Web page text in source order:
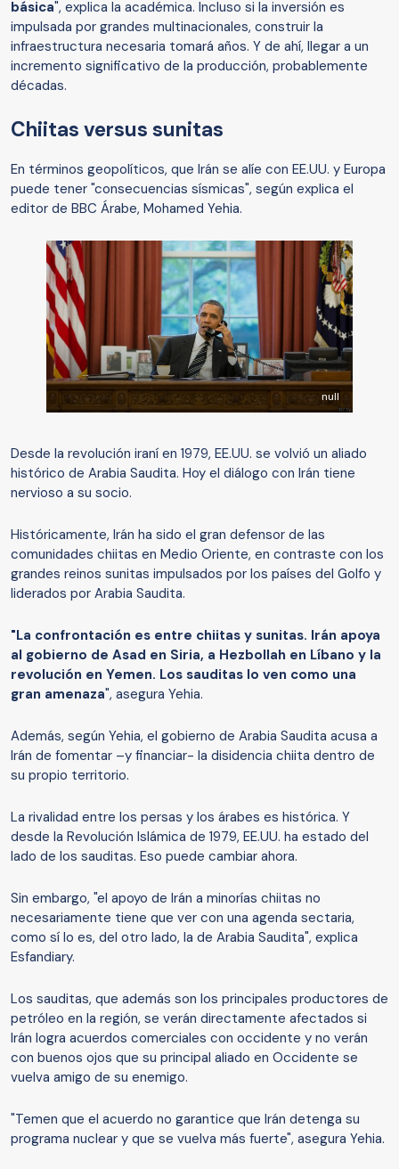
básica", explica la académica. Incluso si la inversión es
impulsada por grandes multinacionales, construir la
infraestructura necesaria tomará años. Y de ahí, llegar a un
incremento significativo de la producción, probablemente
décadas.
Chiitas versus sunitas
En términos geopolíticos, que Irán se alíe con EE.UU. y Europa
puede tener "consecuencias sísmicas", según explica el
editor de BBC Árabe, Mohamed Yehia.
null
Desde la revolución iraní en 1979, EE.UU. se volvió un aliado
histórico de Arabia Saudita. Hoy el diálogo con Irán tiene
nervioso a su socio.
Históricamente, Irán ha sido el gran defensor de las
comunidades chiitas en Medio Oriente, en contraste con los
grandes reinos sunitas impulsados por los países del Golfo y
liderados por Arabia Saudita.
"La confrontación es entre chiitas y sunitas. Irán apoya
al gobierno de Asad en Siria, a Hezbollah en Líbano y la
revolución en Yemen. Los sauditas lo ven como una
gran amenaza", asegura Yehia.
Además, según Yehia, el gobierno de Arabia Saudita acusa a
Irán de fomentar –y financiar- la disidencia chiita dentro de
su propio territorio.
La rivalidad entre los persas y los árabes es histórica. Y
desde la Revolución Islámica de 1979, EE.UU. ha estado del
lado de los sauditas. Eso puede cambiar ahora.
Sin embargo, "el apoyo de Irán a minorías chiitas no
necesariamente tiene que ver con una agenda sectaria,
como sí lo es, del otro lado, la de Arabia Saudita", explica
Esfandiary.
Los sauditas, que además son los principales productores de
petróleo en la región, se verán directamente afectados si
Irán logra acuerdos comerciales con occidente y no verán
con buenos ojos que su principal aliado en Occidente se
vuelva amigo de su enemigo.
"Temen que el acuerdo no garantice que Irán detenga su
programa nuclear y que se vuelva más fuerte", asegura Yehia.